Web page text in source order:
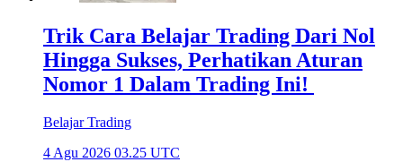
Trik Cara Belajar Trading Dari Nol
Hingga Sukses, Perhatikan Aturan
Nomor 1 Dalam Trading Ini!
Belajar Trading
4 Agu 2026 03.25 UTC